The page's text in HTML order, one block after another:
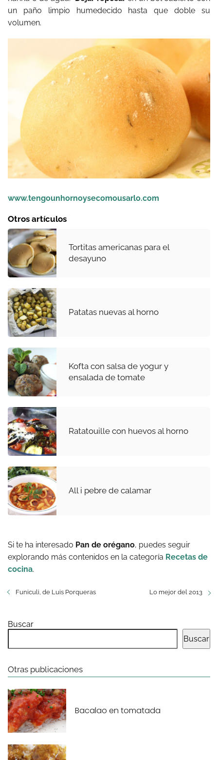
un paño limpio humedecido hasta que doble su
volumen.
www.tengounhornoysecomousarlo.com
Otros artículos
Tortitas americanas para el
desayuno
Patatas nuevas al horno
Kofta con salsa de yogur y
ensalada de tomate
Ratatouille con huevos al horno
All i pebre de calamar
Si te ha interesado Pan de orégano, puedes seguir
explorando más contenidos en la categoría Recetas de
cocina.
Funiculi, de Luis Porqueras Lo mejor del 2013
Buscar
Buscar
Otras publicaciones
Bacalao en tomatada